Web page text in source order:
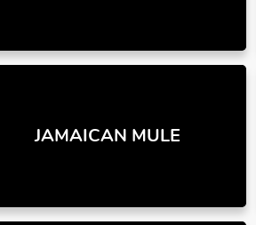
JAMAICAN MULE